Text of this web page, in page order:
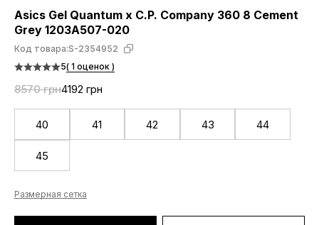
Asics Gel Quantum x C.P. Company 360 8 Cement
Grey 1203A507-020
Код товара:S-2354952
5( 1 оценок )
8570 грн4192 грн
40 41 42 43 44
45
Размерная сетка